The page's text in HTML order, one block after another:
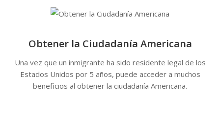
Obtener la Ciudadanía Americana
Una vez que un inmigrante ha sido residente legal de los
Estados Unidos por 5 años, puede acceder a muchos
beneficios al obtener la ciudadanía Americana.